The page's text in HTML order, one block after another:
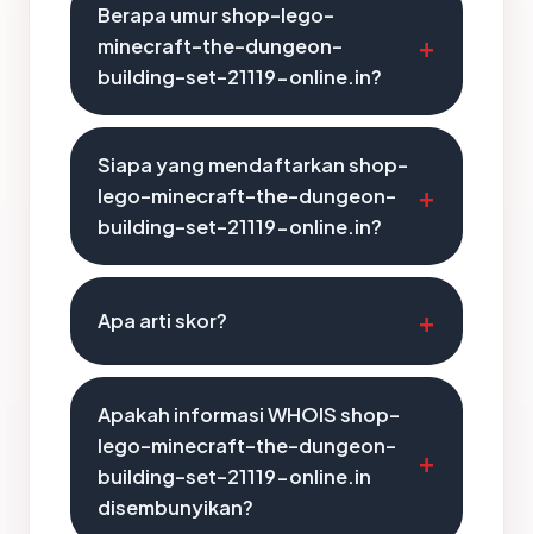
Berapa umur shop-lego-
minecraft-the-dungeon-
building-set-21119-online.in?
Siapa yang mendaftarkan shop-
lego-minecraft-the-dungeon-
building-set-21119-online.in?
Apa arti skor?
Apakah informasi WHOIS shop-
lego-minecraft-the-dungeon-
building-set-21119-online.in
disembunyikan?